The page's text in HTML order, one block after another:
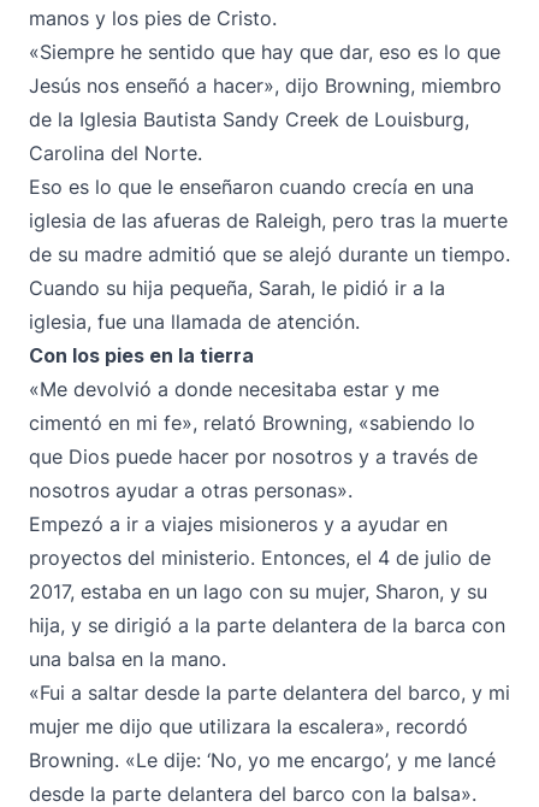
manos y los pies de Cristo.
«Siempre he sentido que hay que dar, eso es lo que
Jesús nos enseñó a hacer», dijo Browning, miembro
de la Iglesia Bautista Sandy Creek de Louisburg,
Carolina del Norte.
Eso es lo que le enseñaron cuando crecía en una
iglesia de las afueras de Raleigh, pero tras la muerte
de su madre admitió que se alejó durante un tiempo.
Cuando su hija pequeña, Sarah, le pidió ir a la
iglesia, fue una llamada de atención.
Con los pies en la tierra
«Me devolvió a donde necesitaba estar y me
cimentó en mi fe», relató Browning, «sabiendo lo
que Dios puede hacer por nosotros y a través de
nosotros ayudar a otras personas».
Empezó a ir a viajes misioneros y a ayudar en
proyectos del ministerio. Entonces, el 4 de julio de
2017, estaba en un lago con su mujer, Sharon, y su
hija, y se dirigió a la parte delantera de la barca con
una balsa en la mano.
«Fui a saltar desde la parte delantera del barco, y mi
mujer me dijo que utilizara la escalera», recordó
Browning. «Le dije: ‘No, yo me encargo’, y me lancé
desde la parte delantera del barco con la balsa».